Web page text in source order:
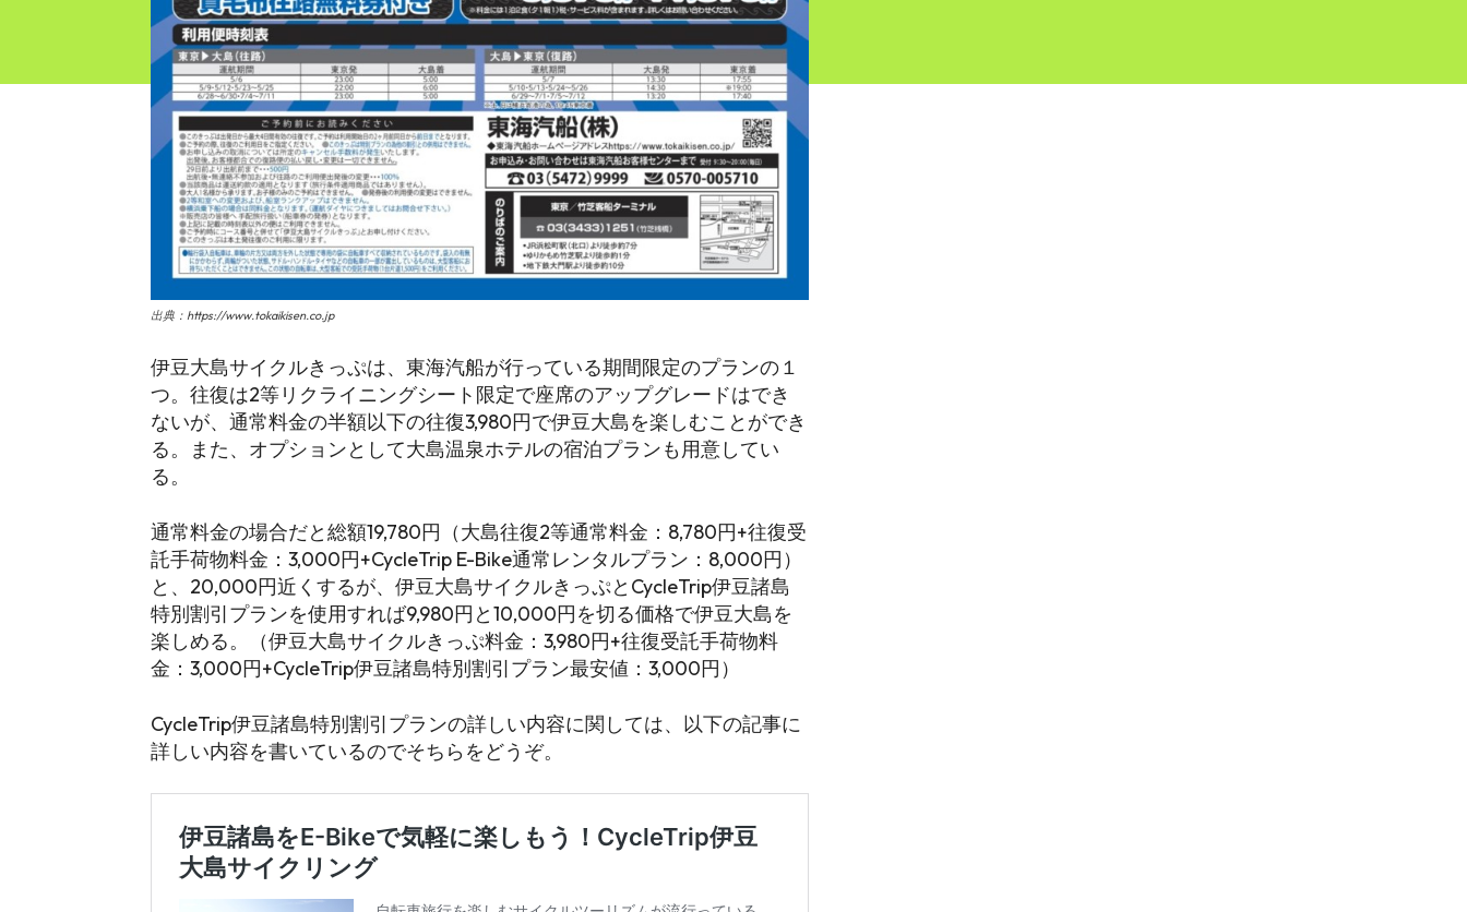
出典：https://www.tokaikisen.co.jp
伊豆大島サイクルきっぷは、東海汽船が行っている期間限定のプランの１
つ。往復は2等リクライニングシート限定で座席のアップグレードはでき
ないが、通常料金の半額以下の往復3,980円で伊豆大島を楽しむことができ
る。また、オプションとして大島温泉ホテルの宿泊プランも用意してい
る。
通常料金の場合だと総額19,780円（大島往復2等通常料金：8,780円+往復受
託手荷物料金：3,000円+CycleTrip E-Bike通常レンタルプラン：8,000円）
と、20,000円近くするが、伊豆大島サイクルきっぷとCycleTrip伊豆諸島
特別割引プランを使用すれば9,980円と10,000円を切る価格で伊豆大島を
楽しめる。（伊豆大島サイクルきっぷ料金：3,980円+往復受託手荷物料
金：3,000円+CycleTrip伊豆諸島特別割引プラン最安値：3,000円）
CycleTrip伊豆諸島特別割引プランの詳しい内容に関しては、以下の記事に
詳しい内容を書いているのでそちらをどうぞ。